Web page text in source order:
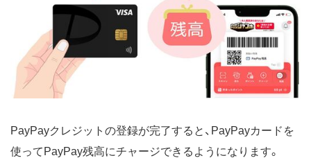
PayPayクレジットの登録が完了すると、PayPayカードを
使ってPayPay残高にチャージできるようになります。